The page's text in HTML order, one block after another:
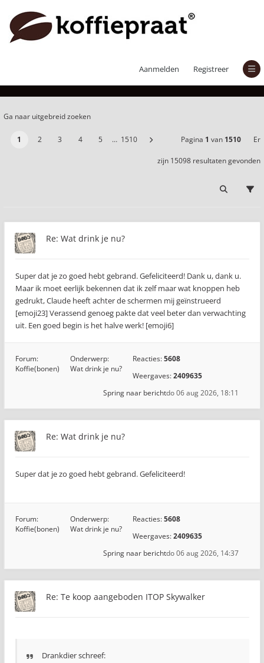
Aanmelden Registreer
Er zijn 15098 resultaten gevonden
Ga naar uitgebreid zoeken
1 2 3 4 5 … 1510 Pagina 1 van 1510 Er
zijn 15098 resultaten gevonden
Re: Wat drink je nu?
Super dat je zo goed hebt gebrand. Gefeliciteerd! Dank u, dank u.
Maar ik moet eerlijk bekennen dat ik zelf maar wat knoppen heb
gedrukt, Claude heeft achter de schermen mij geïnstrueerd
[emoji23] Verassend genoeg pakte dat veel beter dan verwachting
uit. Een goed begin is het halve werk! [emoji6]
Forum:
Koffie(bonen)
Onderwerp:
Wat drink je nu?
Reacties:5608
Weergaves:2409635
do 06 aug 2026, 18:11
Spring naar bericht
Re: Wat drink je nu?
Super dat je zo goed hebt gebrand. Gefeliciteerd!
Forum:
Koffie(bonen)
Onderwerp:
Wat drink je nu?
Reacties:5608
Weergaves:2409635
do 06 aug 2026, 14:37
Spring naar bericht
Re: Te koop aangeboden ITOP Skywalker
Drankdier schreef: